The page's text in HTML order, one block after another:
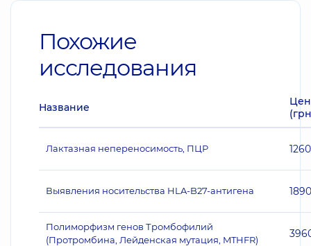
Похожие
исследования
Название
Лактазная непереносимость, ПЦР 1260
Выявления носительства HLA-B27-антигена 1890
Полиморфизм генов Тромбофилий
(Протромбина, Лейденская мутация, MTHFR)